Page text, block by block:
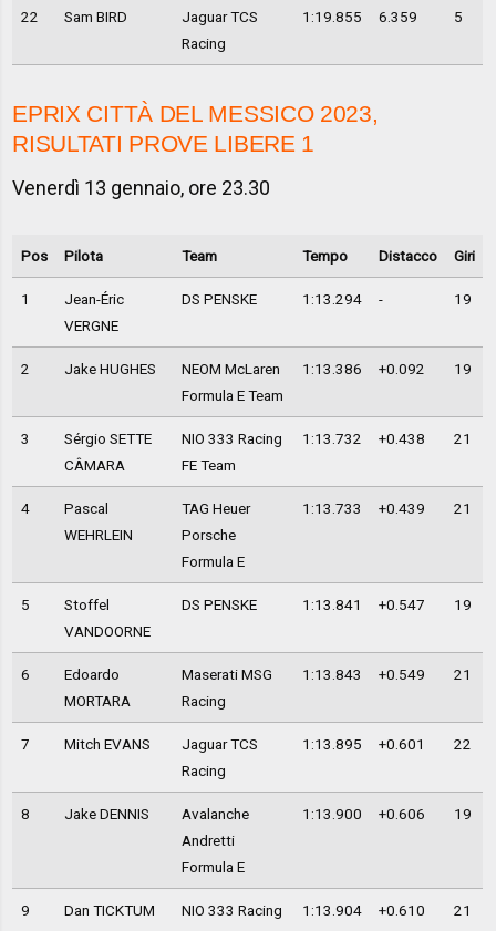
22 Sam BIRD
Jaguar TCS
Racing
1:19.855 6.359 5
EPRIX CITTÀ DEL MESSICO 2023,
RISULTATI PROVE LIBERE 1
Venerdì 13 gennaio, ore 23.30
Pos Pilota Team Tempo Distacco Giri
1
Jean-Éric
VERGNE
DS PENSKE 1:13.294 - 19
2 Jake HUGHES
NEOM McLaren
Formula E Team
1:13.386 +0.092 19
3
Sérgio SETTE
CÂMARA
NIO 333 Racing
FE Team
1:13.732 +0.438 21
4
Pascal
WEHRLEIN
TAG Heuer
Porsche
Formula E
1:13.733 +0.439 21
5
Stoffel
VANDOORNE
DS PENSKE 1:13.841 +0.547 19
6
Edoardo
MORTARA
Maserati MSG
Racing
1:13.843 +0.549 21
7 Mitch EVANS
Jaguar TCS
Racing
1:13.895 +0.601 22
8 Jake DENNIS
Avalanche
Andretti
Formula E
1:13.900 +0.606 19
9 Dan TICKTUM
NIO 333 Racing
1:13.904 +0.610 21